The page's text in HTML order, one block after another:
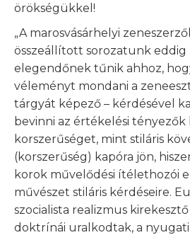
örökségükkel!
„A marosvásárhelyi
összeállított sorozatunk
elegendőnek tűnik ahhoz,
véleményt mondani a
tárgyát képező – kérdésével
bevinni az értékelési tényezők
korszerűséget, mint stiláris
(korszerűség) kapóra jön,
korok művelődési ítélethozói
művészet stiláris kérdéseire.
szocialista realizmus kirekesztő
doktrínái uralkodtak, a